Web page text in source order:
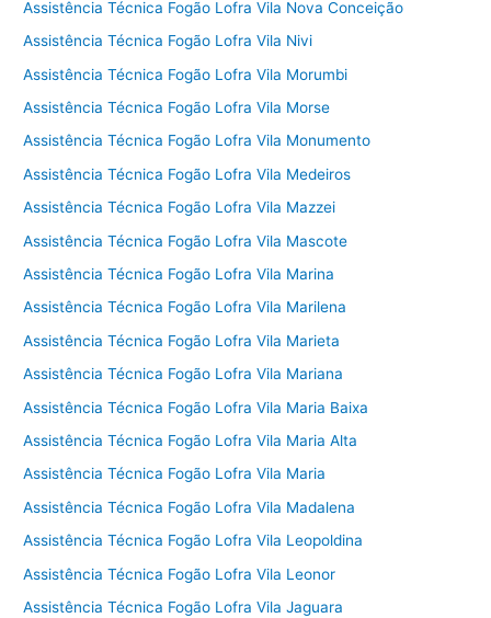
Assistência Técnica Fogão Lofra Vila Nova Conceição
Assistência Técnica Fogão Lofra Vila Nivi
Assistência Técnica Fogão Lofra Vila Morumbi
Assistência Técnica Fogão Lofra Vila Morse
Assistência Técnica Fogão Lofra Vila Monumento
Assistência Técnica Fogão Lofra Vila Medeiros
Assistência Técnica Fogão Lofra Vila Mazzei
Assistência Técnica Fogão Lofra Vila Mascote
Assistência Técnica Fogão Lofra Vila Marina
Assistência Técnica Fogão Lofra Vila Marilena
Assistência Técnica Fogão Lofra Vila Marieta
Assistência Técnica Fogão Lofra Vila Mariana
Assistência Técnica Fogão Lofra Vila Maria Baixa
Assistência Técnica Fogão Lofra Vila Maria Alta
Assistência Técnica Fogão Lofra Vila Maria
Assistência Técnica Fogão Lofra Vila Madalena
Assistência Técnica Fogão Lofra Vila Leopoldina
Assistência Técnica Fogão Lofra Vila Leonor
Assistência Técnica Fogão Lofra Vila Jaguara